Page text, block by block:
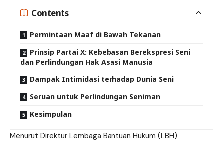
Contents
Permintaan Maaf di Bawah Tekanan
Prinsip Partai X: Kebebasan Berekspresi Seni
dan Perlindungan Hak Asasi Manusia
Dampak Intimidasi terhadap Dunia Seni
Seruan untuk Perlindungan Seniman
Kesimpulan
Menurut Direktur Lembaga Bantuan Hukum (LBH)